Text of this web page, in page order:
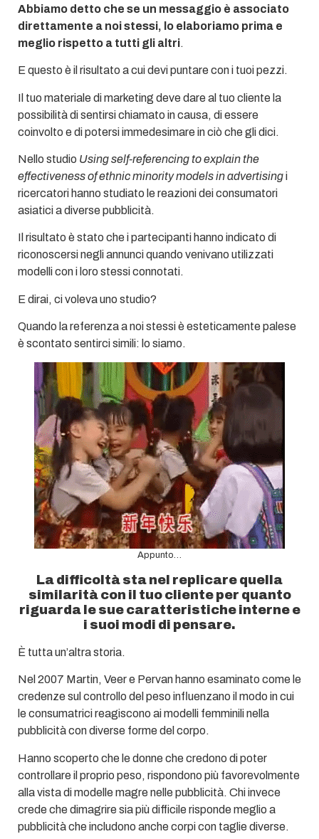
Abbiamo detto che se un messaggio è associato
direttamente a noi stessi, lo elaboriamo prima e
meglio rispetto a tutti gli altri.
E questo è il risultato a cui devi puntare con i tuoi pezzi.
Il tuo materiale di marketing deve dare al tuo cliente la
possibilità di sentirsi chiamato in causa, di essere
coinvolto e di potersi immedesimare in ciò che gli dici.
Nello studio Using self-referencing to explain the
effectiveness of ethnic minority models in advertisingi
ricercatori hanno studiato le reazioni dei consumatori
asiatici a diverse pubblicità.
Il risultato è stato che i partecipanti hanno indicato di
riconoscersi negli annunci quando venivano utilizzati
modelli con i loro stessi connotati.
E dirai, ci voleva uno studio?
Quando la referenza a noi stessi è esteticamente palese
è scontato sentirci simili: lo siamo.
Appunto…
La difficoltà sta nel replicare quella
similarità con il tuo cliente per quanto
riguarda le sue caratteristiche interne e
i suoi modi di pensare.
È tutta un’altra storia.
Nel 2007 Martin, Veer e Pervan hanno esaminato come le
credenze sul controllo del peso influenzano il modo in cui
le consumatrici reagiscono ai modelli femminili nella
pubblicità con diverse forme del corpo.
Hanno scoperto che le donne che credono di poter
controllare il proprio peso, rispondono più favorevolmente
alla vista di modelle magre nelle pubblicità. Chi invece
crede che dimagrire sia più difficile risponde meglio a
pubblicità che includono anche corpi con taglie diverse.